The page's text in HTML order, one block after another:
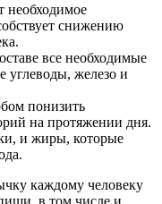
необходимое
снижению
все необходимые
углеводы, железо и
понизить
на протяжении дня.
и жиры, которые
каждому человеку
в том числе и